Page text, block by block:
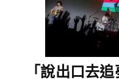
「說出口去